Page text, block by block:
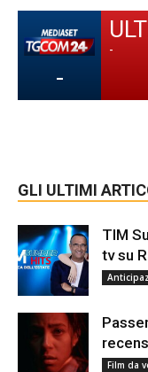
-
-
GLI ULTIMI
TIM
tv su
Film da